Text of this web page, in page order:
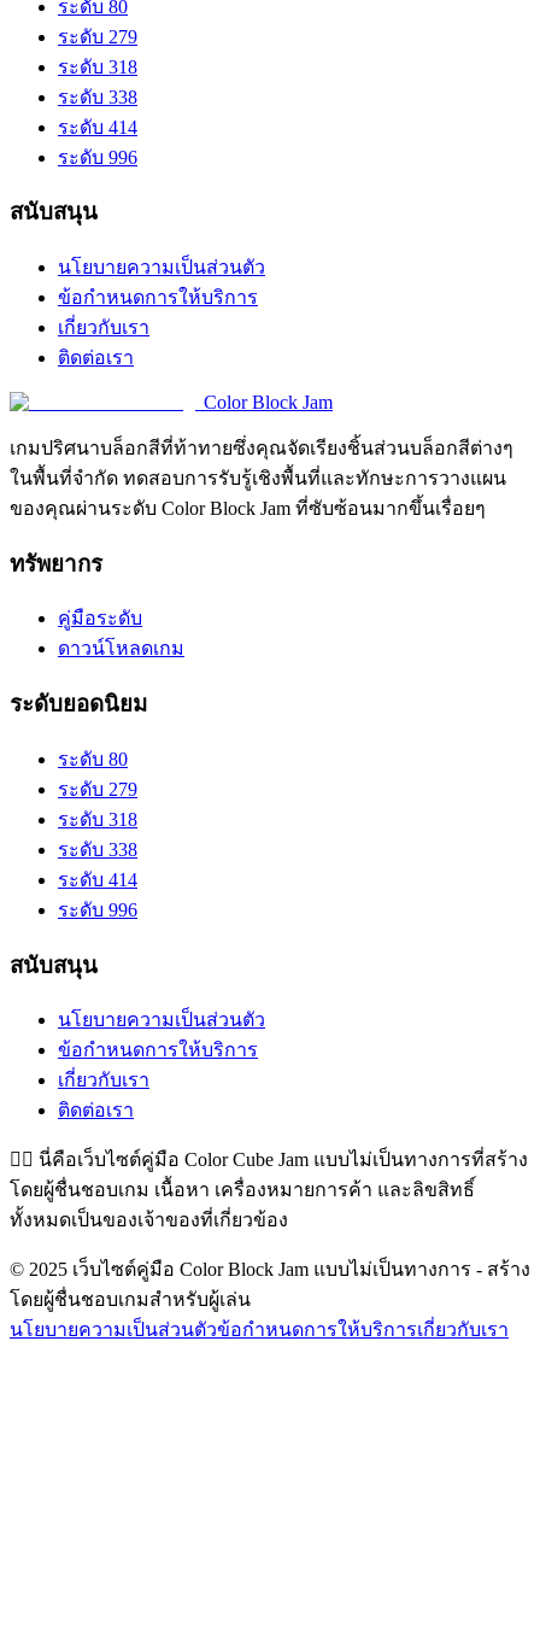
ระดับ 80
ระดับ 279
ระดับ 318
ระดับ 338
ระดับ 414
ระดับ 996
สนับสนุน
นโยบายความเป็นส่วนตัว
ข้อกำหนดการให้บริการ
เกี่ยวกับเรา
ติดต่อเรา
Color Block Jam
เกมปริศนาบล็อกสีที่ท้าทายซึ่งคุณจัดเรียงชิ้นส่วนบล็อกสีต่างๆ
ในพื้นที่จำกัด ทดสอบการรับรู้เชิงพื้นที่และทักษะการวางแผน
ของคุณผ่านระดับ Color Block Jam ที่ซับซ้อนมากขึ้นเรื่อยๆ
ทรัพยากร
คู่มือระดับ
ดาวน์โหลดเกม
ระดับยอดนิยม
ระดับ 80
ระดับ 279
ระดับ 318
ระดับ 338
ระดับ 414
ระดับ 996
สนับสนุน
นโยบายความเป็นส่วนตัว
ข้อกำหนดการให้บริการ
เกี่ยวกับเรา
ติดต่อเรา
👉🏻 นี่คือเว็บไซต์คู่มือ Color Cube Jam แบบไม่เป็นทางการที่สร้าง
โดยผู้ชื่นชอบเกม เนื้อหา เครื่องหมายการค้า และลิขสิทธิ์
ทั้งหมดเป็นของเจ้าของที่เกี่ยวข้อง
© 2025 เว็บไซต์คู่มือ Color Block Jam แบบไม่เป็นทางการ - สร้าง
โดยผู้ชื่นชอบเกมสำหรับผู้เล่น
นโยบายความเป็นส่วนตัวข้อกำหนดการให้บริการเกี่ยวกับเรา